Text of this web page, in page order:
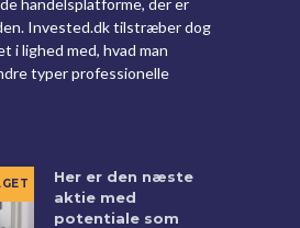
Invested.dk tilstræber dog
i lighed med, hvad man
typer professionelle
Her er den næste
aktie med
potentiale som